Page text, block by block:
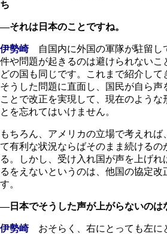
ち
―それは日本のことですね。
伊勢崎自国内に外国の軍隊が駐留し
件や問題が起きるのは避けられないこ
どの国も同じです。これまで紹介して
そうした問題に直面し、国民が自ら声
ことで改正を実現して、現在のような
とを忘れてはいけません。
もちろん、アメリカの立場で考えれば
て有利な状況ならばそのまま続けるの
る。しかし、受け入れ国が声を上げ
るをえないというのは、他国の協定
す。
―日本でそうした声が上がらないのは
伊勢崎おそらく、右にとっても左に